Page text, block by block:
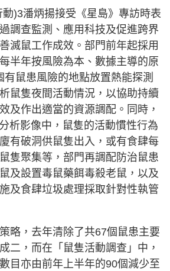
)3潘炳揚接受《星島》專訪時表
調查監測、應用科技及促進跨界
滅鼠工作成效。部門前年起採用
半年按風險為本、數據主導的原
有鼠患風險的地點放置熱能探測
鼠隻夜間活動情況，以協助持續
及作出適當的資源調配。同時，
析影像中，鼠隻的活動慣性行為
有破洞供鼠隻出入，或有食肆每
隻聚集等，部門再調配防治鼠患
及設置毒鼠藥餌毒殺老鼠，以及
及食肆垃圾處理採取針對性執管
略，去年清除了共67個鼠患主要
二，而在「鼠隻活動調查」中，
目亦由前年上半年的90個減少至